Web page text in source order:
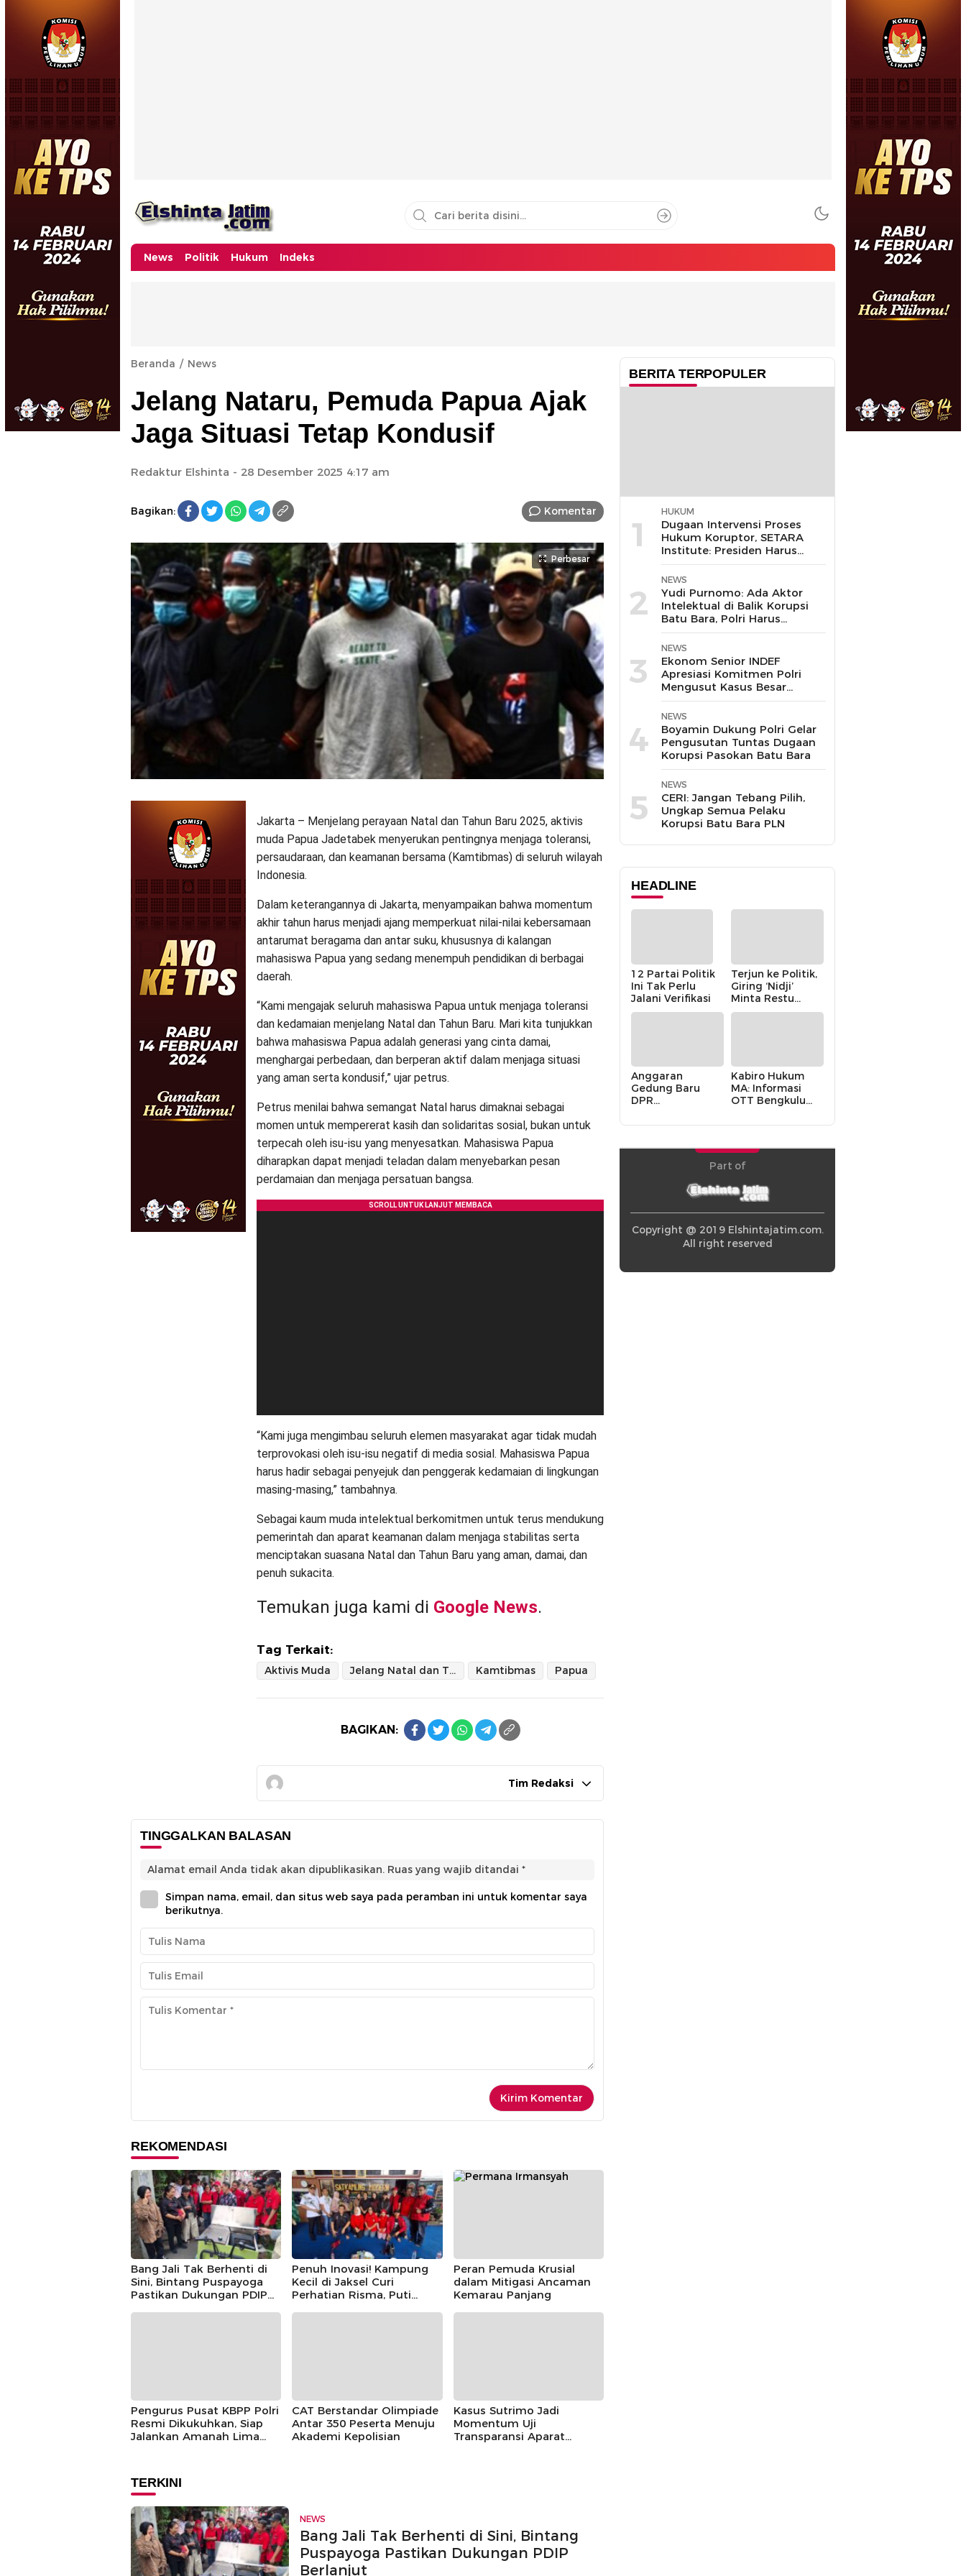
News Politik Hukum Indeks
Beranda News
Jelang Nataru, Pemuda Papua Ajak
Jaga Situasi Tetap Kondusif
Redaktur Elshinta - 28 Desember 2025 4:17 am
Bagikan: Komentar
Perbesar
Jakarta – Menjelang perayaan Natal dan Tahun Baru 2025, aktivis
muda Papua Jadetabek menyerukan pentingnya menjaga toleransi,
persaudaraan, dan keamanan bersama (Kamtibmas) di seluruh wilayah
Indonesia.
Dalam keterangannya di Jakarta, menyampaikan bahwa momentum
akhir tahun harus menjadi ajang memperkuat nilai-nilai kebersamaan
antarumat beragama dan antar suku, khususnya di kalangan
mahasiswa Papua yang sedang menempuh pendidikan di berbagai
daerah.
“Kami mengajak seluruh mahasiswa Papua untuk menjaga toleransi
dan kedamaian menjelang Natal dan Tahun Baru. Mari kita tunjukkan
bahwa mahasiswa Papua adalah generasi yang cinta damai,
menghargai perbedaan, dan berperan aktif dalam menjaga situasi
yang aman serta kondusif,” ujar petrus.
Petrus menilai bahwa semangat Natal harus dimaknai sebagai
momen untuk mempererat kasih dan solidaritas sosial, bukan untuk
terpecah oleh isu-isu yang menyesatkan. Mahasiswa Papua
diharapkan dapat menjadi teladan dalam menyebarkan pesan
perdamaian dan menjaga persatuan bangsa.
“Kami juga mengimbau seluruh elemen masyarakat agar tidak mudah
terprovokasi oleh isu-isu negatif di media sosial. Mahasiswa Papua
harus hadir sebagai penyejuk dan penggerak kedamaian di lingkungan
masing-masing,” tambahnya.
Sebagai kaum muda intelektual berkomitmen untuk terus mendukung
pemerintah dan aparat keamanan dalam menjaga stabilitas serta
menciptakan suasana Natal dan Tahun Baru yang aman, damai, dan
penuh sukacita.
Temukan juga kami di Google News.
Tag Terkait:
Aktivis Muda Jelang Natal dan Tahun Baru Kamtibmas Papua
BAGIKAN:
Tim Redaksi
TINGGALKAN BALASAN
Alamat email Anda tidak akan dipublikasikan. Ruas yang wajib ditandai *
Simpan nama, email, dan situs web saya pada peramban ini untuk komentar saya
berikutnya.
REKOMENDASI
Bang Jali Tak Berhenti di
Sini, Bintang Puspayoga
Pastikan Dukungan PDIP
Penuh Inovasi! Kampung
Kecil di Jaksel Curi
Perhatian Risma, Puti
Peran Pemuda Krusial
dalam Mitigasi Ancaman
Kemarau Panjang
Pengurus Pusat KBPP Polri
Resmi Dikukuhkan, Siap
Jalankan Amanah Lima
CAT Berstandar Olimpiade
Antar 350 Peserta Menuju
Akademi Kepolisian
Kasus Sutrimo Jadi
Momentum Uji
Transparansi Aparat
TERKINI
NEWS
Bang Jali Tak Berhenti di Sini, Bintang
Puspayoga Pastikan Dukungan PDIP
Berlanjut
BERITA TERPOPULER
1
HUKUM
Dugaan Intervensi Proses
Hukum Koruptor, SETARA
Institute: Presiden Harus
Pastikan TNI Tak
Disalahgunakan
2
NEWS
Yudi Purnomo: Ada Aktor
Intelektual di Balik Korupsi
Batu Bara, Polri Harus
Bongkar
3
NEWS
Ekonom Senior INDEF
Apresiasi Komitmen Polri
Mengusut Kasus Besar
hingga Tuntas
4
NEWS
Boyamin Dukung Polri Gelar
Pengusutan Tuntas Dugaan
Korupsi Pasokan Batu Bara
5
NEWS
CERI: Jangan Tebang Pilih,
Ungkap Semua Pelaku
Korupsi Batu Bara PLN
HEADLINE
12 Partai Politik
Ini Tak Perlu
Jalani Verifikasi
Terjun ke Politik,
Giring ‘Nidji’
Minta Restu
Keluarga
Anggaran
Gedung Baru
DPR
Cair karena
Budi” Pemerintah
Kabiro Hukum
MA: Informasi
OTT Bengkulu
Internal MA
Part of
Copyright @ 2019 Elshintajatim.com.
All right reserved